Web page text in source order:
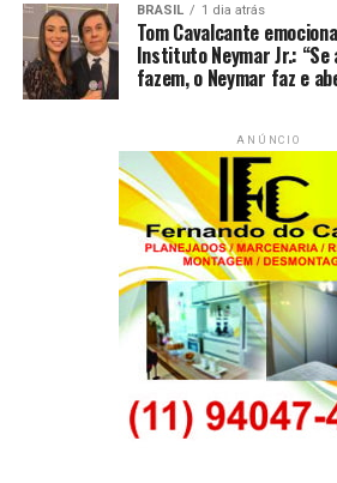
BRASIL 1 dia atrás
Tom Cavalcante
Instituto Neymar Jr.:
fazem, o Neymar faz e
ANÚNCIO